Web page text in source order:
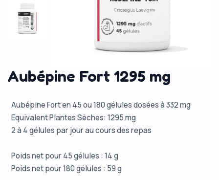
Aubépine Fort 1295 mg
Aubépine Fort en 45 ou 180 gélules dosées à 332 mg
Equivalent Plantes Sèches: 1295 mg
2 à 4 gélules par jour au cours des repas
Poids net pour 45 gélules : 14 g
Poids net pour 180 gélules : 59 g